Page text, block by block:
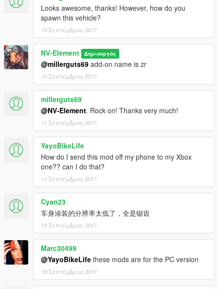
Looks awesome, thanks! However, how do you
spawn this vehicle?
10 Σεπτέμβριος 2017
NV-Element Δημιουργός
@millerguts69 add-on name is zr
10 Σεπτέμβριος 2017
millerguts69
@NV-Element. Rock on! Thanks very much!
11 Σεπτέμβριος 2017
YayoBikeLife
How do I send this mod off my phone to my Xbox
one?? can I do that?
11 Σεπτέμβριος 2017
Cyan23
车身涂装的分辨率太低了，全是锯齿
12 Σεπτέμβριος 2017
Marc30499
@YayoBikeLife these mods are for the PC version
19 Σεπτέμβριος 2017